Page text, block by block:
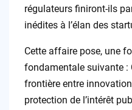
régulateurs finiront-ils
inédites à l’élan des
Cette affaire pose, une
fondamentale suivante :
frontière entre
protection de l’intérêt